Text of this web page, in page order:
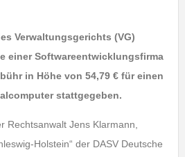
Verwaltungsgerichts (VG)
einer Softwareentwicklungsfirma
in Höhe von 54,79 € für einen
stattgegeben.
Rechtsanwalt Jens Klarmann,
Holstein“ der DASV Deutsche